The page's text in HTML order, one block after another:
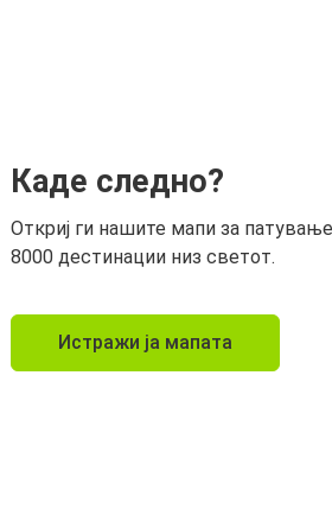
Каде следно?
Откриј ги нашите мапи за
8000 дестинации низ светот.
Истражи ја мапата